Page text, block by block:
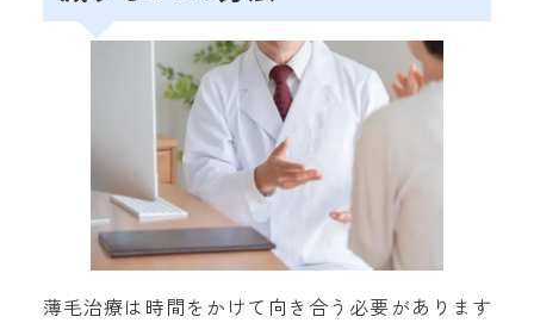
薄毛治療は時間をかけて向き合う必要があります